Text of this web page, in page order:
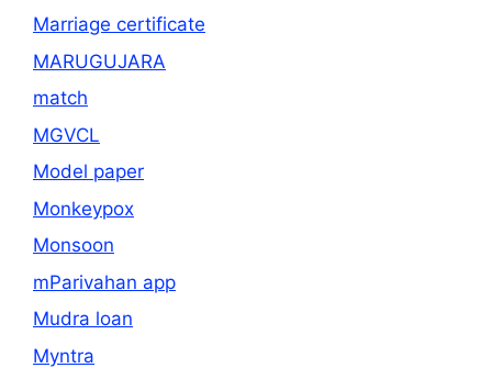
Marriage certificate
MARUGUJARA
match
MGVCL
Model paper
Monkeypox
Monsoon
mParivahan app
Mudra loan
Myntra